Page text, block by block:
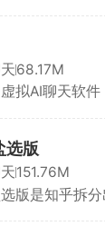
可以选自己看
。等结果出来
的预测对错，
己猜中多少。
友一起来猜。
68.17M
拟AI聊天软件
角色聊天时会
择会直接改变
解锁甜蜜约会
种结局。玩
选版
151.76M
版是知乎拆